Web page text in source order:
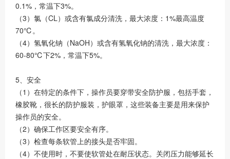
0.1%，常温下3%。
（3）氯（CL）或含有氯成分清洗，最大浓度：1%最高温度
70℃。
（4）氢氧化钠（NaOH）或含有氢氧化钠的清洗，最大浓度：
60-80℃下2%，常温下5%。
5、安全
（1）在特定的条件下，操作员要穿带安全防护服，包括手套，
橡胶靴，很长的防护服装，护眼罩，这些装备主要是用来保护
操作员的安全。
（2）确保工作区要安全有序。
（3）检查每条软管上的接头是否牢固。
（4）不使用时，不要使软管处在耐压状态。关闭压力能够延长